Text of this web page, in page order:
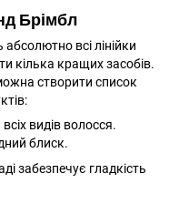
Брімбл
всі лінійки
кілька кращих засобів.
створити список
видів волосся.
блиск.
забезпечує гладкість